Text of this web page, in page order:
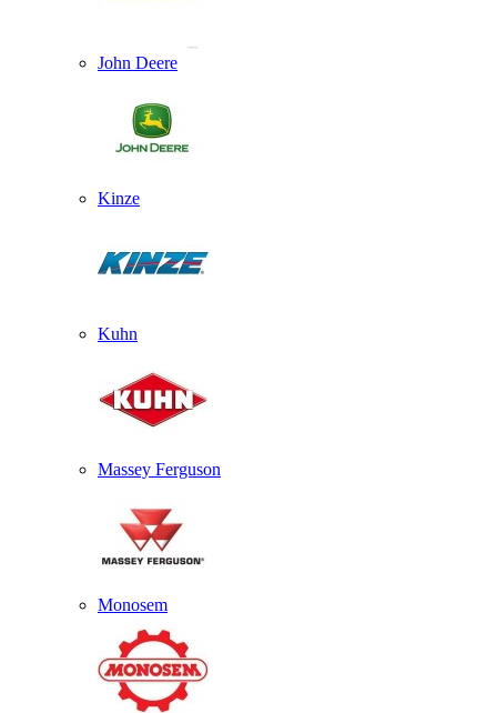
John Deere
Kinze
Kuhn
Massey Ferguson
Monosem